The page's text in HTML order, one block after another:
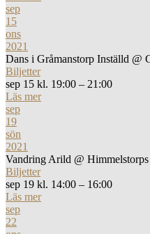
sep
15
ons
2021
Dans i Gråmanstorp Inställd @
Biljetter
sep 15 kl. 19:00 – 21:00
Läs mer
sep
19
sön
2021
Vandring Arild @
Biljetter
sep 19 kl. 14:00 – 16:00
Läs mer
sep
22